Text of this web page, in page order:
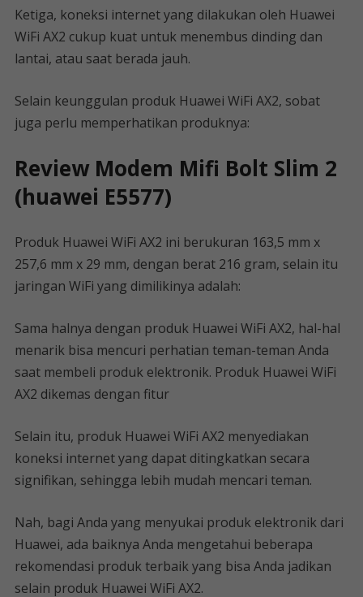
Ketiga, koneksi internet yang dilakukan oleh Huawei
WiFi AX2 cukup kuat untuk menembus dinding dan
lantai, atau saat berada jauh.
Selain keunggulan produk Huawei WiFi AX2, sobat
juga perlu memperhatikan produknya:
Review Modem Mifi Bolt Slim 2
(huawei E5577)
Produk Huawei WiFi AX2 ini berukuran 163,5 mm x
257,6 mm x 29 mm, dengan berat 216 gram, selain itu
jaringan WiFi yang dimilikinya adalah:
Sama halnya dengan produk Huawei WiFi AX2, hal-hal
menarik bisa mencuri perhatian teman-teman Anda
saat membeli produk elektronik. Produk Huawei WiFi
AX2 dikemas dengan fitur
Selain itu, produk Huawei WiFi AX2 menyediakan
koneksi internet yang dapat ditingkatkan secara
signifikan, sehingga lebih mudah mencari teman.
Nah, bagi Anda yang menyukai produk elektronik dari
Huawei, ada baiknya Anda mengetahui beberapa
rekomendasi produk terbaik yang bisa Anda jadikan
selain produk Huawei WiFi AX2.